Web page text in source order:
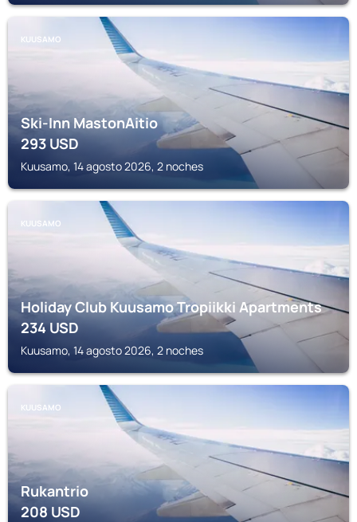
KUUSAMO
Ski-Inn MastonAitio
293USD
Kuusamo, 14 agosto 2026, 2 noches
KUUSAMO
Holiday Club Kuusamo Tropiikki Apartments
234USD
Kuusamo, 14 agosto 2026, 2 noches
KUUSAMO
Rukantrio
208USD